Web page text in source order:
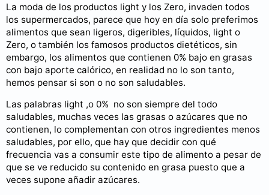
La moda de los productos light y los Zero, invaden todos
los supermercados, parece que hoy en día solo preferimos
alimentos que sean ligeros, digeribles, líquidos, light o
Zero, o también los famosos productos dietéticos, sin
embargo, los alimentos que contienen 0% bajo en grasas
con bajo aporte calórico, en realidad no lo son tanto,
hemos pensar si son o no son saludables.
Las palabras light ,o 0% no son siempre del todo
saludables, muchas veces las grasas o azúcares que no
contienen, lo complementan con otros ingredientes menos
saludables, por ello, que hay que decidir con qué
frecuencia vas a consumir este tipo de alimento a pesar de
que se ve reducido su contenido en grasa puesto que a
veces supone añadir azúcares.